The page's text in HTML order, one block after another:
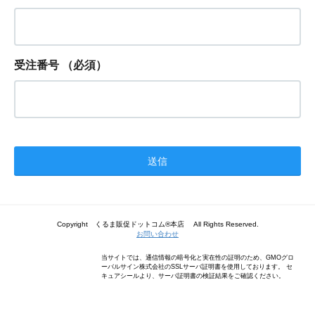
受注番号 （必須）
Copyright くるま販促ドットコム®本店 All Rights Reserved.
お問い合わせ
当サイトでは、通信情報の暗号化と実在性の証明のため、GMOグロ
ーバルサイン株式会社のSSLサーバ証明書を使用しております。 セ
キュアシールより、サーバ証明書の検証結果をご確認ください。